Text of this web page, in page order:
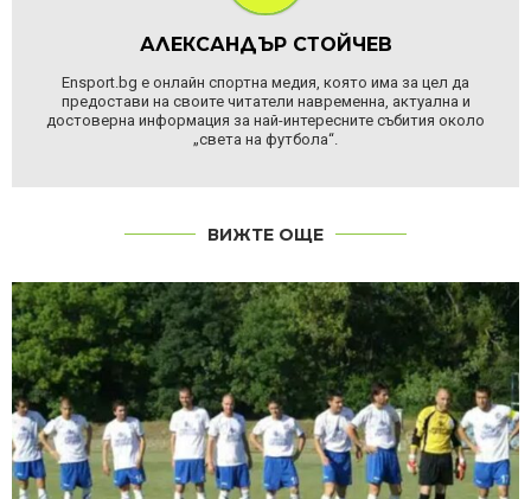
АЛЕКСАНДЪР СТОЙЧЕВ
Ensport.bg е онлайн спортна медия, която има за цел да
предостави на своите читатели навременна, актуална и
достоверна информация за най-интересните събития около
„света на футбола“.
ВИЖТЕ ОЩЕ